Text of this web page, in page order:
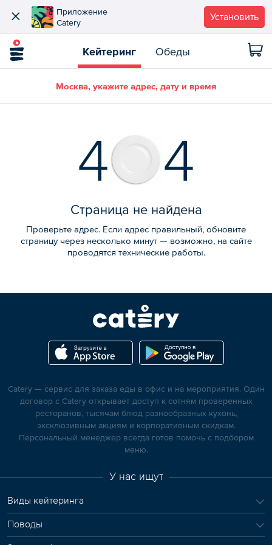
Приложение
Catery
Установить
Кейтеринг Обеды
Москва, укажите адрес, дату и время
4 4
Страница не найдена
Проверьте адрес. Если адрес правильный, обновите
страницу через несколько минут — возможно, на сайте
проводятся технические работы.
Catery — сервис для заказа еды в офис и на мероприятия. Один
договор с Catery открывает доступ к сотням проверенных
ресторанов, тысячам блюд разнообразных кухонь,
эксклюзивным акциям и корпоративным скидкам.
Персональный менеджер всегда готов помочь с подбором
меню.
У нас ищут
Виды кейтеринга
Поводы